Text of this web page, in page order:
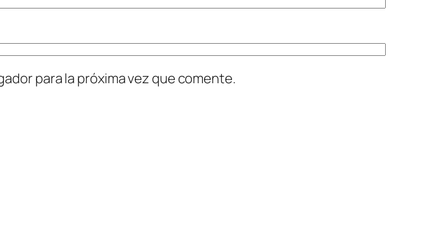
para la próxima vez que comente.